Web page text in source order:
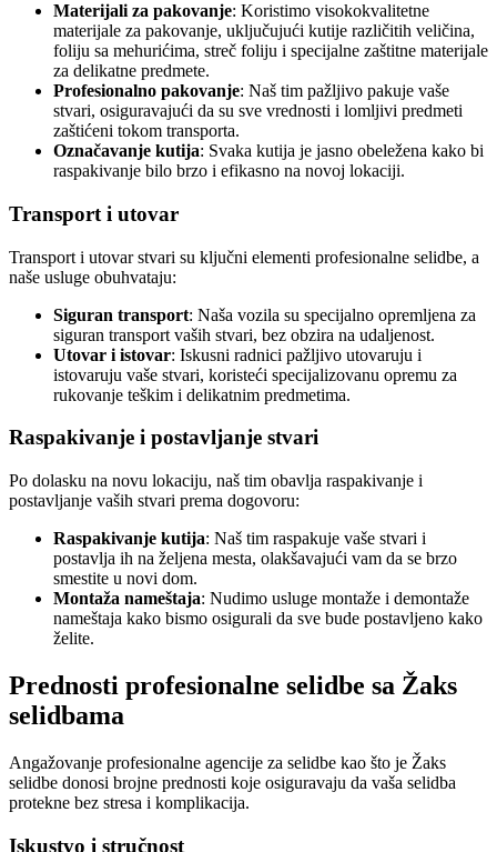
Materijali za pakovanje: Koristimo visokokvalitetne
materijale za pakovanje, uključujući kutije različitih veličina,
foliju sa mehurićima, streč foliju i specijalne zaštitne materijale
za delikatne predmete.
Profesionalno pakovanje: Naš tim pažljivo pakuje vaše
stvari, osiguravajući da su sve vrednosti i lomljivi predmeti
zaštićeni tokom transporta.
Označavanje kutija: Svaka kutija je jasno obeležena kako bi
raspakivanje bilo brzo i efikasno na novoj lokaciji.
Transport i utovar
Transport i utovar stvari su ključni elementi profesionalne selidbe, a
naše usluge obuhvataju:
Siguran transport: Naša vozila su specijalno opremljena za
siguran transport vaših stvari, bez obzira na udaljenost.
Utovar i istovar: Iskusni radnici pažljivo utovaruju i
istovaruju vaše stvari, koristeći specijalizovanu opremu za
rukovanje teškim i delikatnim predmetima.
Raspakivanje i postavljanje stvari
Po dolasku na novu lokaciju, naš tim obavlja raspakivanje i
postavljanje vaših stvari prema dogovoru:
Raspakivanje kutija: Naš tim raspakuje vaše stvari i
postavlja ih na željena mesta, olakšavajući vam da se brzo
smestite u novi dom.
Montaža nameštaja: Nudimo usluge montaže i demontaže
nameštaja kako bismo osigurali da sve bude postavljeno kako
želite.
Prednosti profesionalne selidbe sa Žaks
selidbama
Angažovanje profesionalne agencije za selidbe kao što je Žaks
selidbe donosi brojne prednosti koje osiguravaju da vaša selidba
protekne bez stresa i komplikacija.
Iskustvo i stručnost